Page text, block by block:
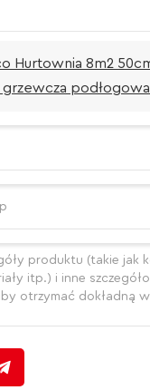
Hurtownia 8m2
grzewcza